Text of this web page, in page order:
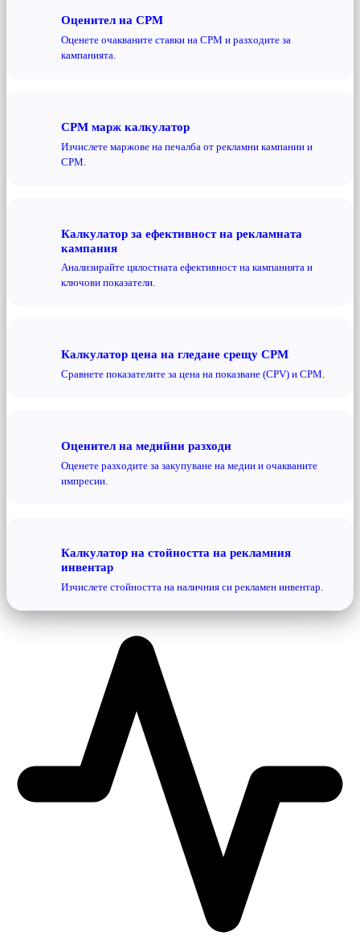
Оценител на CPM
Оценете очакваните ставки на CPM и разходите за
кампанията.
CPM марж калкулатор
Изчислете маржове на печалба от рекламни кампании и
CPM.
Калкулатор за ефективност на рекламната
кампания
Анализирайте цялостната ефективност на кампанията и
ключови показатели.
Калкулатор цена на гледане срещу CPM
Сравнете показателите за цена на показване (CPV) и CPM.
Оценител на медийни разходи
Оценете разходите за закупуване на медии и очакваните
импресии.
Калкулатор на стойността на рекламния
инвентар
Изчислете стойността на наличния си рекламен инвентар.